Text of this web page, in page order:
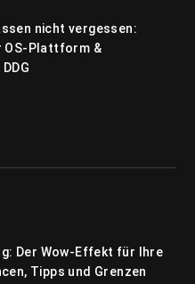
nicht vergessen:
OS-Plattform &
Der Wow-Effekt für Ihre
Tipps und Grenzen